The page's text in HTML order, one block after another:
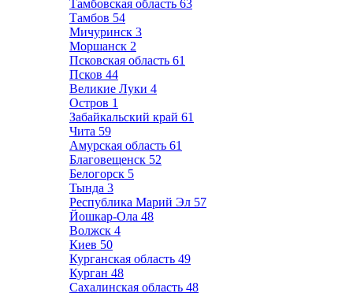
Тамбовская область 63
Тамбов 54
Мичуринск 3
Моршанск 2
Псковская область 61
Псков 44
Великие Луки 4
Остров 1
Забайкальский край 61
Чита 59
Амурская область 61
Благовещенск 52
Белогорск 5
Тында 3
Республика Марий Эл 57
Йошкар-Ола 48
Волжск 4
Киев 50
Курганская область 49
Курган 48
Сахалинская область 48